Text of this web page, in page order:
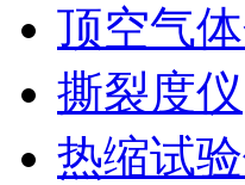
顶空气
撕裂度仪
热缩试